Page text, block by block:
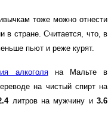
тоже можно отнести
в стране. Считается, что, в
пьют и реже курят.
алкоголяна Мальте в
на чистый спирт на
литров на мужчину и3.6